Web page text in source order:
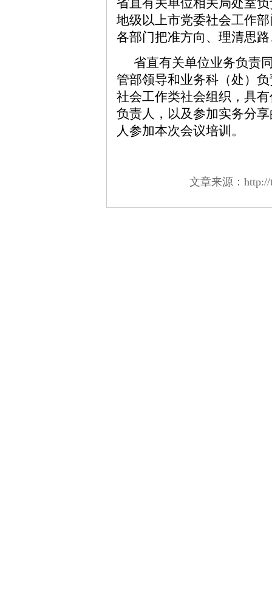
省直有关单位相关局处室
地级以上市党委社会工作
各部门把准方向、理清思
省直有关单位业务负责
管部领导和业务科（处）
社会工作类社会组织，具
负责人，以及参加实务分
人参加本次会议培训。
文章来源：http://